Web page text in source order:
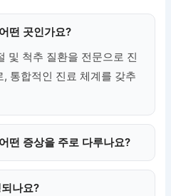
떤 곳인가요?
및 척추 질환을 전문으로 진
통합적인 진료 체계를 갖추
떤 증상을 주로 다루나요?
나요?